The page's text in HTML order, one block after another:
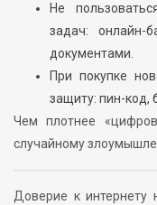
Не
задач: онлайн-
документами.
При покупке
защиту: пин-код,
Чем плотнее
случайному
Доверие к интернету